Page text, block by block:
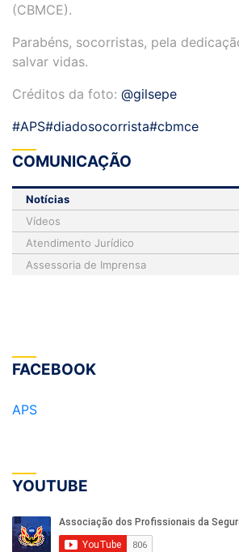
(CBMCE).
Parabéns, socorristas, pela
salvar vidas.
Créditos da foto: @gilsepe
#APS#diadosocorrista#cbmce
COMUNICAÇÃO
Notícias
Vídeos
Atendimento Jurídico
Assessoria de Imprensa
FACEBOOK
APS
YOUTUBE